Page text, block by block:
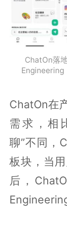
ChatOn落
Engineering
ChatOn在
需求，相
聊”不同，
板块，当
后，
Engineering